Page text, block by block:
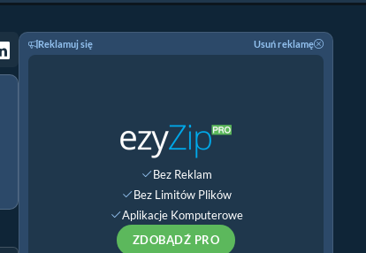
Reklamuj się Usuń reklamę
Bez Reklam
Bez Limitów Plików
Aplikacje Komputerowe
ZDOBĄDŹ PRO